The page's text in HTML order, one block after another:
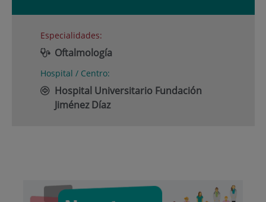
Especialidades:
Oftalmología
Hospital / Centro:
Hospital Universitario Fundación
Jiménez Díaz